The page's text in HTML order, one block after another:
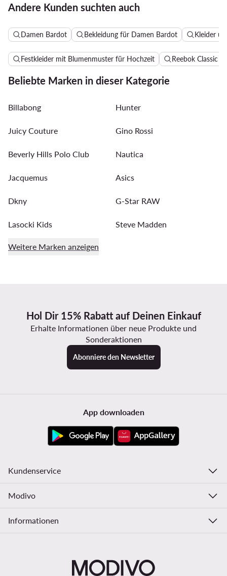
Andere Kunden suchten auch
Damen Bardot Bekleidung für Damen Bardot Kleider
Festkleider mit Blumenmuster für Hochzeit Reebok Classic
Beliebte Marken in dieser Kategorie
Billabong Hunter
Juicy Couture Gino Rossi
Beverly Hills Polo Club Nautica
Jacquemus Asics
Dkny G-Star RAW
Lasocki Kids Steve Madden
Weitere Marken anzeigen
Hol Dir 15% Rabatt auf Deinen Einkauf
Erhalte Informationen über neue Produkte und
Sonderaktionen
Abonniere den Newsletter
App downloaden
Kundenservice
Modivo
Informationen